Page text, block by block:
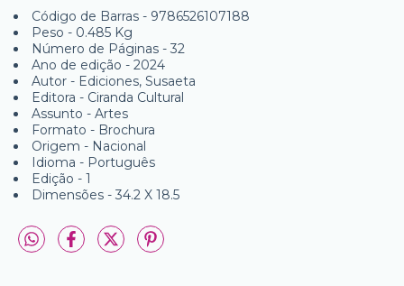
Código de Barras - 9786526107188
Peso - 0.485 Kg
Número de Páginas - 32
Ano de edição - 2024
Autor - Ediciones, Susaeta
Editora - Ciranda Cultural
Assunto - Artes
Formato - Brochura
Origem - Nacional
Idioma - Português
Edição - 1
Dimensões - 34.2 X 18.5